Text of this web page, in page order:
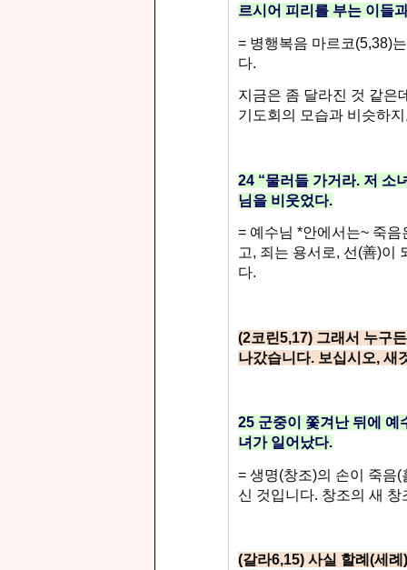
르시어 피리를 부는 이들
= 병행복음 마르코(5,38)
다.
지금은 좀 달라진 것 같은
기도회의 모습과 비슷하
24 “물러들 가거라. 저 소
님을 비웃었다.
= 예수님 *안에서는~ 죽음
고, 죄는 용서로, 선 (善)이
다.
(2코린5,17) 그래서 누구
나갔습니다. 보십시오, 새
25 군중이 쫓겨난 뒤에
녀가 일어났다.
= 생명(창조)의 손이 죽음(
신 것입니다. 창조의 새 창
(갈라6,15) 사실 할례 (세례 )